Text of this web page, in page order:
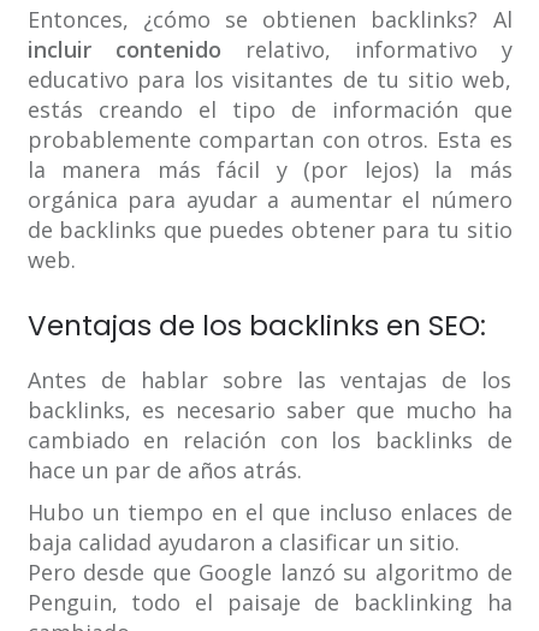
Entonces, ¿cómo se obtienen backlinks? Al
incluir contenido relativo, informativo y
educativo para los visitantes de tu sitio web,
estás creando el tipo de información que
probablemente compartan con otros. Esta es
la manera más fácil y (por lejos) la más
orgánica para ayudar a aumentar el número
de backlinks que puedes obtener para tu sitio
web.
Ventajas de los backlinks en SEO:
Antes de hablar sobre las ventajas de los
backlinks, es necesario saber que mucho ha
cambiado en relación con los backlinks de
hace un par de años atrás.
Hubo un tiempo en el que incluso enlaces de
baja calidad ayudaron a clasificar un sitio.
Pero desde que Google lanzó su algoritmo de
Penguin, todo el paisaje de backlinking ha